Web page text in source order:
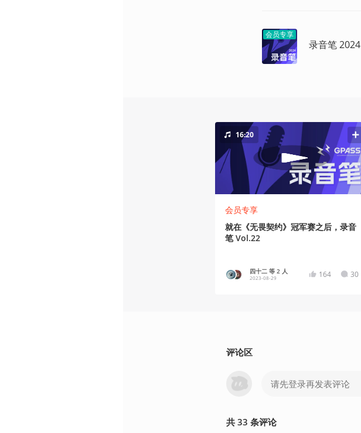
会员专享
录音笔 2024
16:20
会员专享
就在《无畏契约》冠军赛之后，录音
笔 Vol.22
四十二 等 2 人
2023-08-29 164 30
评论区
共 33 条评论